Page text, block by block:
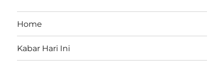
Home
Kabar Hari Ini